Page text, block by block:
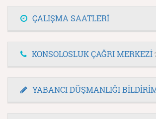
ÇALIŞMA SAATLERİ
KONSOLOSLUK ÇAĞRI MERKEZİ
YABANCI DÜŞMANLIĞI